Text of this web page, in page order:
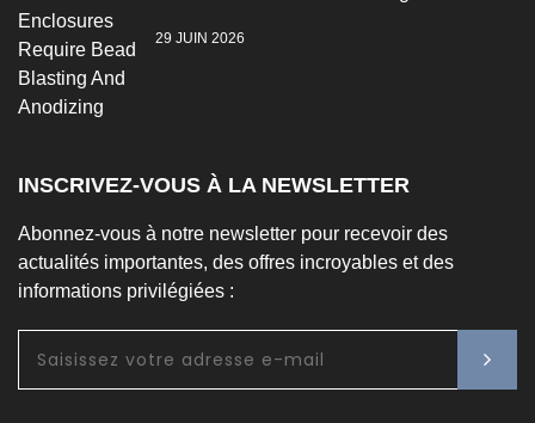
29 JUIN 2026
INSCRIVEZ-VOUS À LA NEWSLETTER
Abonnez-vous à notre newsletter pour recevoir des
actualités importantes, des offres incroyables et des
informations privilégiées :